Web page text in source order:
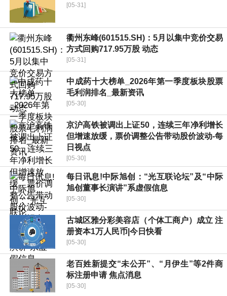
[05-31]
衢州东峰(601515.SH)：5月以集中竞价交易
方式回购717.95万股 动态
[05-31]
中成药十大榜单_2026年第一季度板块股票
毛利润排名_最新资讯
[05-30]
京沪高铁被调出上证50，连续三年净利增长
但增速放缓，票价调整公告带动股价波动-每
日视点
[05-30]
每日讯息!中际旭创：“光互联论坛”及“中际
旭创董事长演讲”系虚假信息
[05-30]
古城区雅分彩美容店（个体工商户）成立 注
册资本1万人民币|今日快看
[05-30]
老百姓新提交“未公开”、“月伊生”等2件商
标注册申请 焦点消息
[05-30]